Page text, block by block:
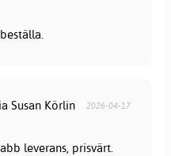
Susan Körlin 2026-04-17
leverans, prisvärt.